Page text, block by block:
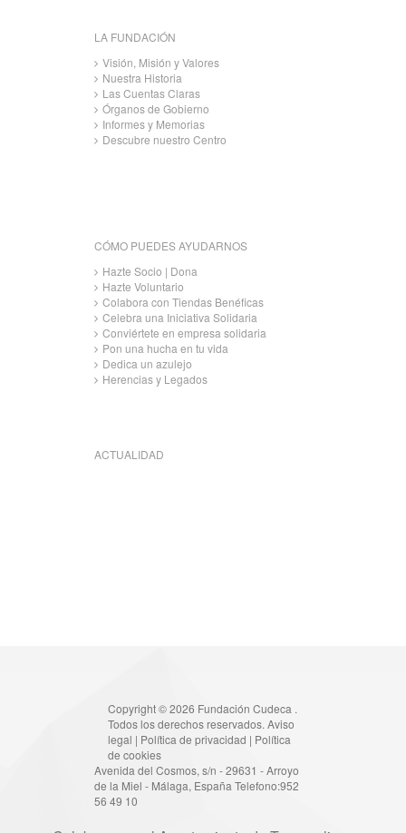
LA FUNDACIÓN
Visión, Misión y Valores
Nuestra Historia
Las Cuentas Claras
Órganos de Gobierno
Informes y Memorias
Descubre nuestro Centro
CÓMO PUEDES AYUDARNOS
Hazte Socio | Dona
Hazte Voluntario
Colabora con Tiendas Benéficas
Celebra una Iniciativa Solidaria
Conviértete en empresa solidaria
Pon una hucha en tu vida
Dedica un azulejo
Herencias y Legados
ACTUALIDAD
Copyright © 2026 Fundación Cudeca .
Todos los derechos reservados. Aviso
legal | Política de privacidad | Política
de cookies
Avenida del Cosmos, s/n - 29631 - Arroyo
de la Miel - Málaga, España Telefono:952
56 49 10